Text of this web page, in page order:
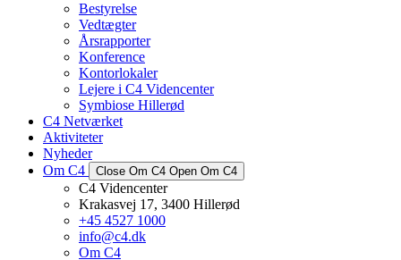
Bestyrelse
Vedtægter
Årsrapporter
Konference
Kontorlokaler
Lejere i C4 Videncenter
Symbiose Hillerød
C4 Netværket
Aktiviteter
Nyheder
Om C4
Close Om C4 Open Om C4
C4 Videncenter
Krakasvej 17, 3400 Hillerød
+45 4527 1000
info@c4.dk
Om C4